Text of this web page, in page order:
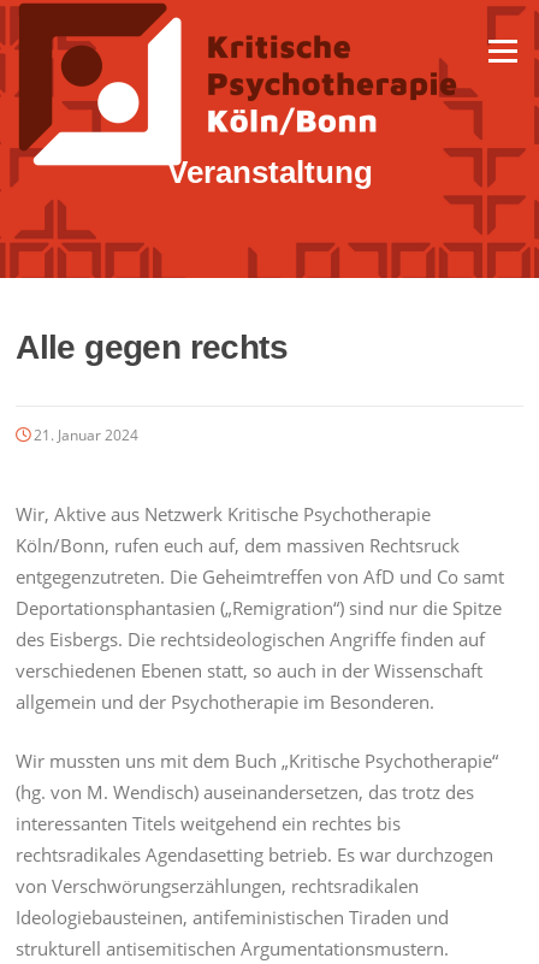
Zum
Inhalt
springen
Menü
Veranstaltung
Alle gegen rechts
21. Januar 2024
Wir, Aktive aus Netzwerk Kritische Psychotherapie
Köln/Bonn, rufen euch auf, dem massiven Rechtsruck
entgegenzutreten. Die Geheimtreffen von AfD und Co samt
Deportationsphantasien („Remigration“) sind nur die Spitze
des Eisbergs. Die rechtsideologischen Angriffe finden auf
verschiedenen Ebenen statt, so auch in der Wissenschaft
allgemein und der Psychotherapie im Besonderen.
Wir mussten uns mit dem Buch „Kritische Psychotherapie“
(hg. von M. Wendisch) auseinandersetzen, das trotz des
interessanten Titels weitgehend ein rechtes bis
rechtsradikales Agendasetting betrieb. Es war durchzogen
von Verschwörungserzählungen, rechtsradikalen
Ideologiebausteinen, antifeministischen Tiraden und
strukturell antisemitischen Argumentationsmustern.